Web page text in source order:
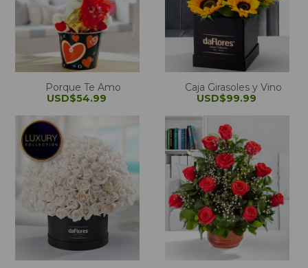
Porque Te Amo
USD$54.99
Caja Girasoles y Vino
USD$99.99